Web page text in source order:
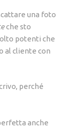
una foto
che sto
potenti che
al cliente con
perché
anche